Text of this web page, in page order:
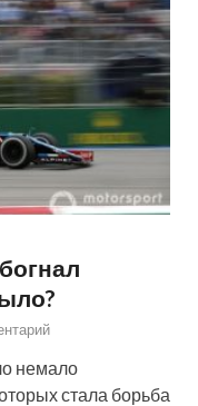
немало
стала борьба